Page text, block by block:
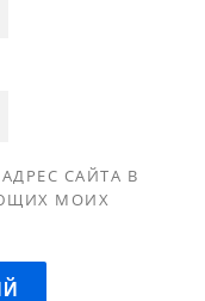
САЙТА В
МОИХ